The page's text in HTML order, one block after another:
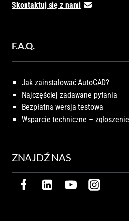
Skontaktuj się z nami
F.A.Q.
Jak zainstalować AutoCAD?
Najczęściej zadawane pytania
Bezpłatna wersja testowa
Wsparcie techniczne – zgłoszenie
ZNAJDŹ NAS